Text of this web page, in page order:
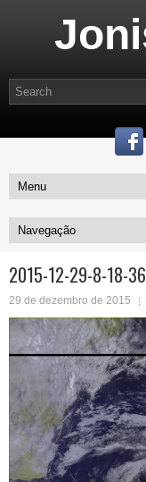
2015-12-29-8-18-
29 de dezembro de 2015